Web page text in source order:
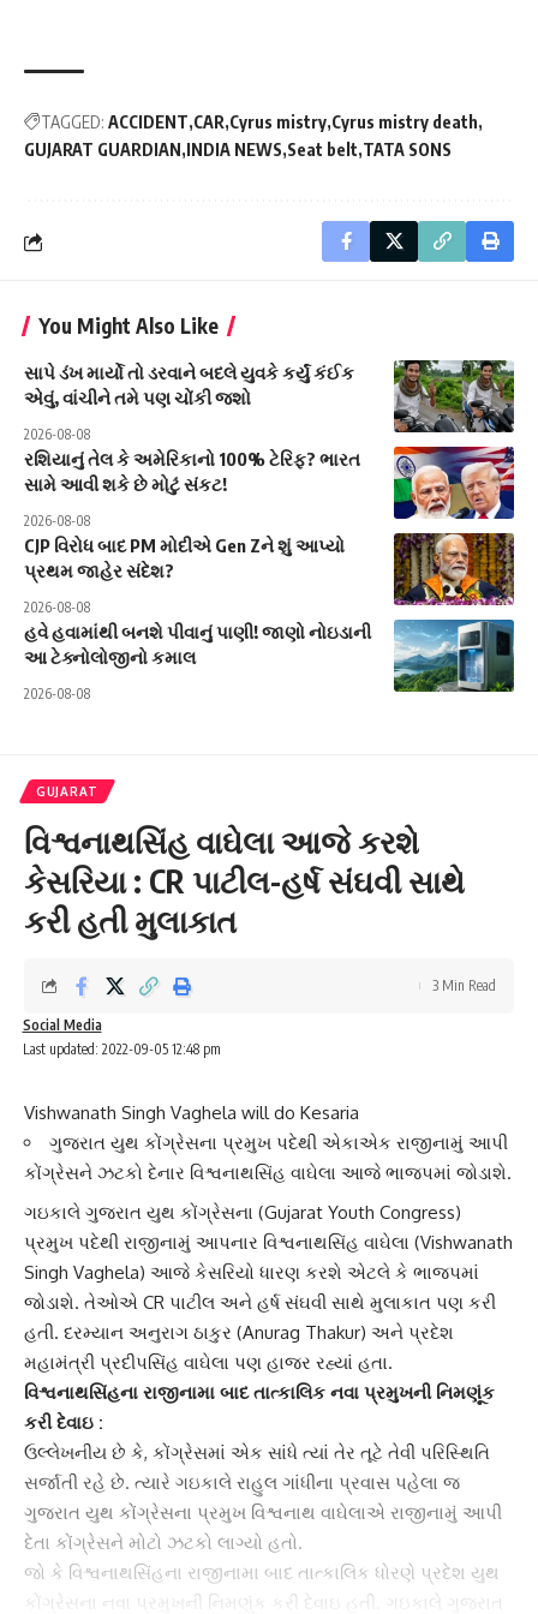
TAGGED: ACCIDENT CAR Cyrus mistry Cyrus mistry death
GUJARAT GUARDIAN INDIA NEWS Seat belt TATA SONS
You Might Also Like
સાપે ડંખ માર્યો તો ડરવાને બદલે યુવકે કર્યું કંઈક
એવું, વાંચીને તમે પણ ચોંકી જશો
2026-08-08
રશિયાનું તેલ કે અમેરિકાનો 100% ટેરિફ? ભારત
સામે આવી શકે છે મોટું સંકટ!
2026-08-08
CJP વિરોધ બાદ PM મોદીએ Gen Zને શું આપ્યો
પ્રથમ જાહેર સંદેશ?
2026-08-08
હવે હવામાંથી બનશે પીવાનું પાણી! જાણો નોઇડાની
આ ટેક્નોલોજીનો કમાલ
2026-08-08
GUJARAT
વિશ્વનાથસિંહ વાઘેલા આજે કરશે
કેસરિયા : CR પાટીલ-હર્ષ સંઘવી સાથે
કરી હતી મુલાકાત
Last updated: 2022-09-05 12:48 pm
Social Media
3 Min Read
Vishwanath Singh Vaghela will do Kesaria
ગુજરાત યુથ કોંગ્રેસના પ્રમુખ પદેથી એકાએક રાજીનામું આપી
કોંગ્રેસને ઝટકો દેનાર વિશ્વનાથસિંહ વાઘેલા આજે ભાજપમાં જોડાશે.
ગઇકાલે ગુજરાત યુથ કોંગ્રેસના (Gujarat Youth Congress)
પ્રમુખ પદેથી રાજીનામું આપનાર વિશ્વનાથસિંહ વાઘેલા (Vishwanath
Singh Vaghela) આજે કેસરિયો ધારણ કરશે એટલે કે ભાજપમાં
જોડાશે. તેઓએ CR પાટીલ અને હર્ષ સંઘવી સાથે મુલાકાત પણ કરી
હતી. દરમ્યાન અનુરાગ ઠાકુર (Anurag Thakur) અને પ્રદેશ
મહામંત્રી પ્રદીપસિંહ વાઘેલા પણ હાજર રહ્યાં હતા.
વિશ્વનાથસિંહના રાજીનામા બાદ તાત્કાલિક નવા પ્રમુખની નિમણૂંક
કરી દેવાઇ :
ઉલ્લેખનીય છે કે, કોંગ્રેસમાં એક સાંધે ત્યાં તેર તૂટે તેવી પરિસ્થિતિ
સર્જાતી રહે છે. ત્યારે ગઇકાલે રાહુલ ગાંધીના પ્રવાસ પહેલા જ
ગુજરાત યુથ કોંગ્રેસના પ્રમુખ વિશ્વનાથ વાઘેલાએ રાજીનામું આપી
દેતા કોંગ્રેસને મોટો ઝટકો લાગ્યો હતો.
જો કે વિશ્વનાથસિંહના રાજીનામા બાદ તાત્કાલિક ધોરણે પ્રદેશ યુથ
કોંગ્રેસ
ના નવા પ્રમુખની નિમણૂંક કરી દેવાઇ હતી. ગઇકાલે ગુજરાત